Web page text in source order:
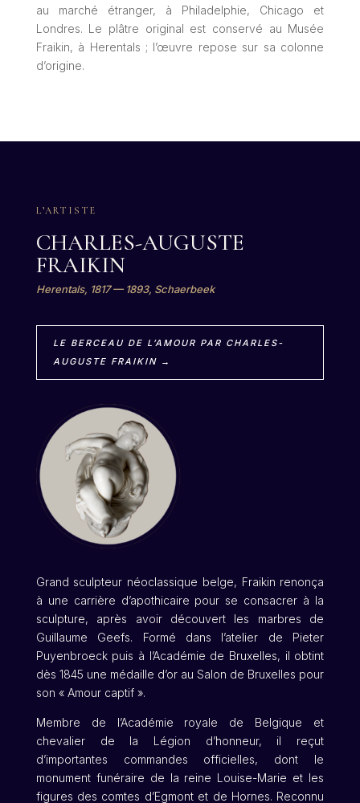
au marché étranger, à Philadelphie, Chicago et
Londres. Le plâtre original est conservé au Musée
Fraikin, à Herentals ; l’œuvre repose sur sa colonne
d’origine.
L’ARTISTE
CHARLES-AUGUSTE
FRAIKIN
Herentals, 1817 — 1893, Schaerbeek
LE BERCEAU DE L’AMOUR PAR CHARLES-
AUGUSTE FRAIKIN →
Grand sculpteur néoclassique belge, Fraikin renonça
à une carrière d’apothicaire pour se consacrer à la
sculpture, après avoir découvert les marbres de
Guillaume Geefs. Formé dans l’atelier de Pieter
Puyenbroeck puis à l’Académie de Bruxelles, il obtint
dès 1845 une médaille d’or au Salon de Bruxelles pour
son « Amour captif ».
Membre de l’Académie royale de Belgique et
chevalier de la Légion d’honneur, il reçut
d’importantes commandes officielles, dont le
monument funéraire de la reine Louise-Marie et les
figures des comtes d’Egmont et de Hornes. Reconnu